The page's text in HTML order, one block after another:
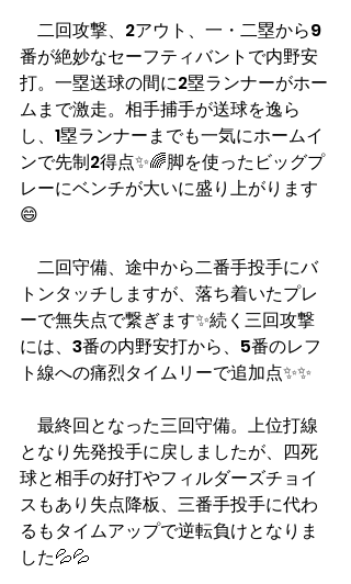
二回攻撃、2アウト、一・二塁から9
番が絶妙なセーフティバントで内野安
打。一塁送球の間に2塁ランナーがホー
ムまで激走。相手捕手が送球を逸ら
し、1塁ランナーまでも一気にホームイ
ンで先制2得点✨🌈脚を使ったビッグプ
レーにベンチが大いに盛り上がります
😄
二回守備、途中から二番手投手にバ
トンタッチしますが、落ち着いたプレ
ーで無失点で繋ぎます✨続く三回攻撃
には、3番の内野安打から、5番のレフ
ト線への痛烈タイムリーで追加点✨✨
最終回となった三回守備。上位打線
となり先発投手に戻しましたが、四死
球と相手の好打やフィルダーズチョイ
スもあり失点降板、三番手投手に代わ
るもタイムアップで逆転負けとなりま
した💦💦